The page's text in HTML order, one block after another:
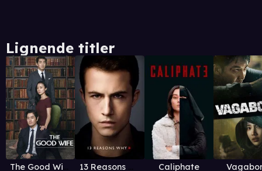
Lignende titler
The Good Wife 13 Reasons Why Caliphate